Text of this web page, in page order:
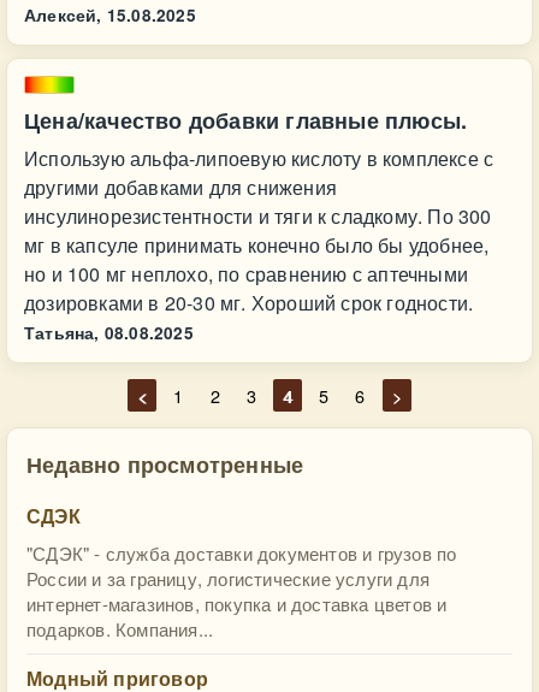
Алексей, 15.08.2025
Цена/качество добавки главные плюсы.
Использую альфа-липоевую кислоту в комплексе с
другими добавками для снижения
инсулинорезистентности и тяги к сладкому. По 300
мг в капсуле принимать конечно было бы удобнее,
но и 100 мг неплохо, по сравнению с аптечными
дозировками в 20-30 мг. Хороший срок годности.
Татьяна, 08.08.2025
< 1 2 3 4 5 6 >
Недавно просмотренные
СДЭК
"СДЭК" - служба доставки документов и грузов по
России и за границу, логистические услуги для
интернет-магазинов, покупка и доставка цветов и
подарков. Компания...
Модный приговор